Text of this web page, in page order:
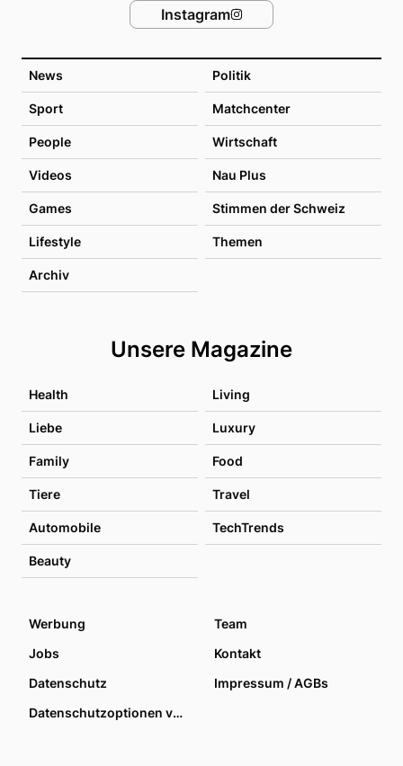
News Politik
Sport Matchcenter
People Wirtschaft
Videos Nau Plus
Games Stimmen der Schweiz
Lifestyle Themen
Archiv
Unsere Magazine
Health Living
Liebe Luxury
Family Food
Tiere Travel
Automobile TechTrends
Beauty
Instagram
Werbung
Team
Jobs
Kontakt
Datenschutz
Impressum / AGBs
Datenschutzoptionen verwalten